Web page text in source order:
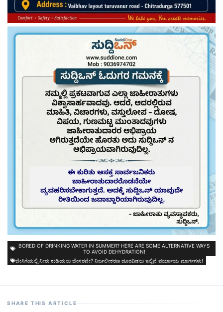
BORED OF DRINKING WATER IN SUMMER? HERE ARE SOME ALTERNATIVE WAYS
TO AVOID DEHYDRATION!
ಬೇಸಿಗೆಯಲ್ಲಿ ನೀರು ಕುಡಿಯಲು ಬೇಸರವೇ? ನಿರ್ಜಲೀಕರಣ ದೂರವಿಡಲು ಇಲ್ಲಿವೆ ಪರ್ಯಾಯ ಮಾರ್ಗಗಳು!
SHARE THIS ARTICLE